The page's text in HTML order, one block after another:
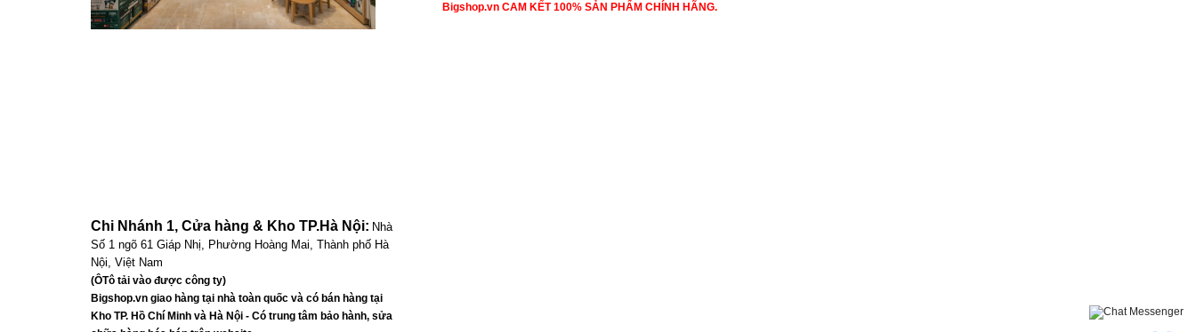
Chi Nhánh 1, Cửa hàng & Kho TP.Hà Nội: Nhà
Số 1 ngõ 61 Giáp Nhị, Phường Hoàng Mai, Thành phố Hà
Nội, Việt Nam
(ÔTô tải vào được công ty)
Bigshop.vn giao hàng tại nhà toàn quốc và có bán hàng tại
Kho TP. Hồ Chí Minh và Hà Nội - Có trung tâm bảo hành, sửa
Bigshop.vn CAM KẾT 100% SẢN PHẨM CHÍNH HÃNG.